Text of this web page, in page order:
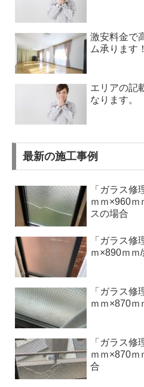
激安料金で
ム承ります！
エリアの記
なります。
最新の施工事例
「ガラス
ｍｍ×960ｍ
スの場合
「ガラス修
ｍ×890ｍｍ
「ガラス
ｍｍ×870ｍ
「ガラス
ｍｍ×870ｍ
合